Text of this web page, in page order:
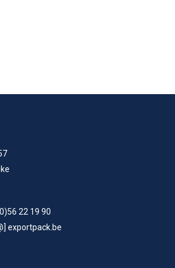
22 19 90
exportpack.be